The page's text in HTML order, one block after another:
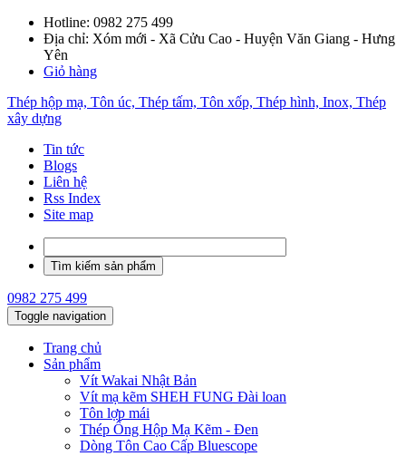
Hotline: 0982 275 499
Địa chỉ: Xóm mới - Xã Cửu Cao - Huyện Văn Giang - Hưng
Yên
Giỏ hàng
Thép hộp mạ, Tôn úc, Thép tấm, Tôn xốp, Thép hình, Inox, Thép
xây dựng
Tin tức
Blogs
Liên hệ
Rss Index
Site map
0982 275 499
Toggle navigation
Trang chủ
Sản phẩm
Vít Wakai Nhật Bản
Vít mạ kẽm SHEH FUNG Đài loan
Tôn lợp mái
Thép Ống Hộp Mạ Kẽm - Đen
Dòng Tôn Cao Cấp Bluescope